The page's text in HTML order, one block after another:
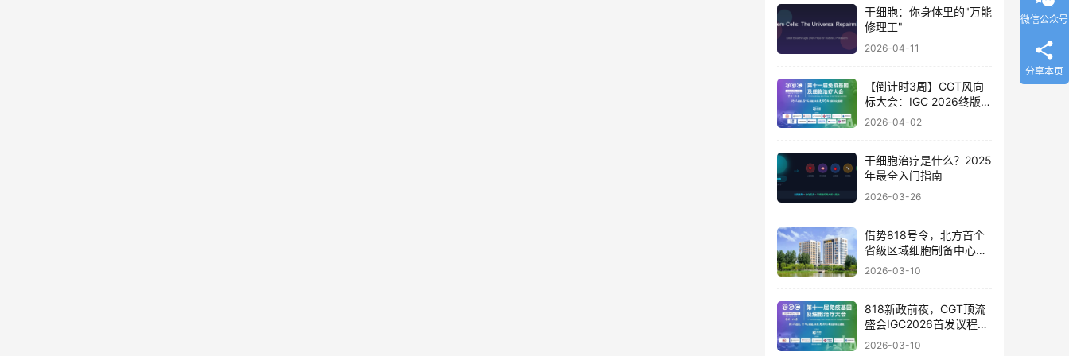
干细胞：你身体里的"万能
修理工"
2026-04-11
【倒计时3周】CGT风向
标大会：IGC 2026终版议
程公布！合规与创新如何
2026-04-02
干细胞治疗是什么？2025
年最全入门指南
2026-03-26
借势818号令，北方首个
省级区域细胞制备中心落
地
2026-03-10
818新政前夜，CGT顶流
盛会IGC2026首发议程公
布！体内细胞/基因治疗/
2026-03-10
微信公众号
分享本页